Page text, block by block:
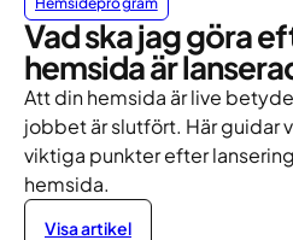
Vad ska jag göra
hemsida är
Att din hemsida är live
jobbet är slutfört. Här guidar
viktiga punkter efter
hemsida.
Visa artikel